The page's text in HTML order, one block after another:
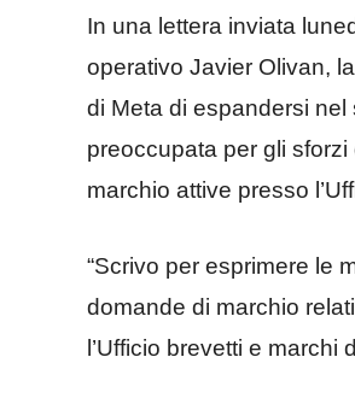
In una lettera inviata
operativo Javier Olivan,
di Meta di espandersi
preoccupata per gli
marchio attive presso
“Scrivo per esprimere le
domande di marchio
l’Ufficio brevetti e marchi